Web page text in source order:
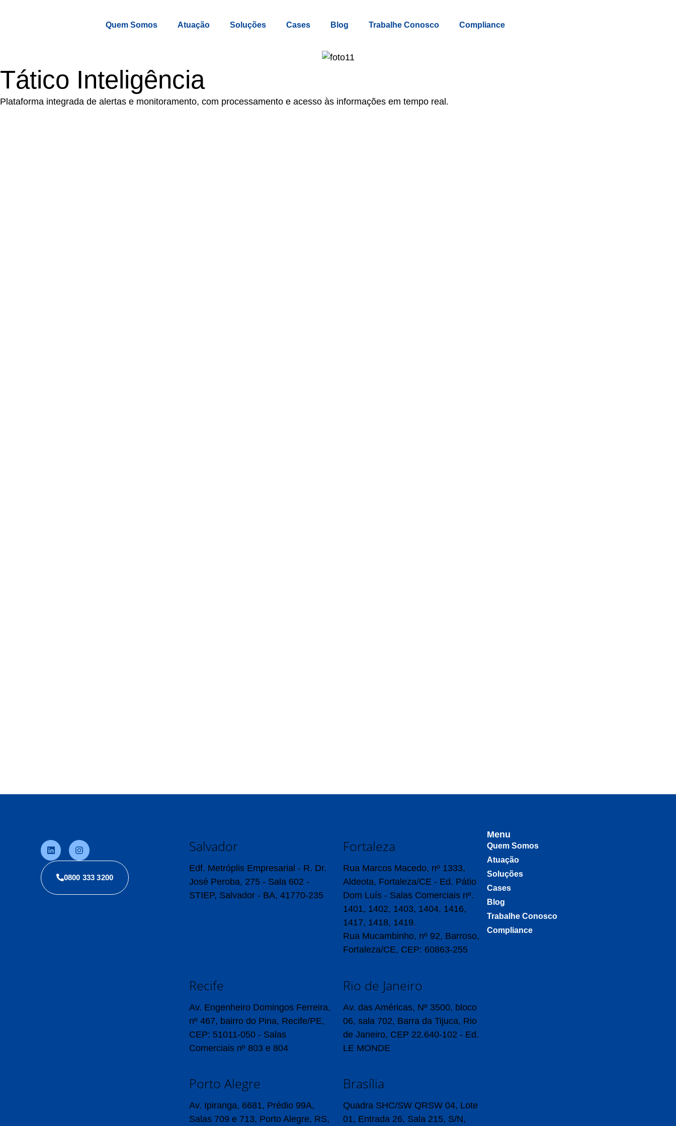
Quem Somos Atuação Soluções Cases Blog Trabalhe Conosco Compliance
Tático Inteligência
Plataforma integrada de alertas e monitoramento, com processamento e acesso às informações em tempo real.
0800 333 3200
Salvador
Edf. Metróplis Empresarial - R. Dr.
José Peroba, 275 - Sala 602 -
STIEP, Salvador - BA, 41770-235
Fortaleza
Rua Marcos Macedo, nº 1333,
Aldeota, Fortaleza/CE - Ed. Pátio
Dom Luís - Salas Comerciais nº.
1401, 1402, 1403, 1404, 1416,
1417, 1418, 1419.
Rua Mucambinho, nº 92, Barroso,
Fortaleza/CE, CEP: 60863-255
Recife
Av. Engenheiro Domingos Ferreira,
nº 467, bairro do Pina, Recife/PE,
CEP: 51011-050 - Salas
Comerciais nº 803 e 804
Rio de Janeiro
Av. das Américas, Nº 3500, bloco
06, sala 702, Barra da Tijuca, Rio
de Janeiro, CEP 22.640-102 - Ed.
LE MONDE
Porto Alegre
Av. Ipiranga, 6681, Prédio 99A,
Salas 709 e 713, Porto Alegre, RS,
Brasília
Quadra SHC/SW QRSW 04, Lote
01, Entrada 26, Sala 215, S/N,
Menu
Quem Somos
Atuação
Soluções
Cases
Blog
Trabalhe Conosco
Compliance